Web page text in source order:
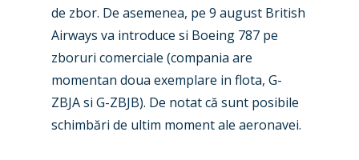
de zbor. De asemenea, pe 9 august British
Airways va introduce si Boeing 787 pe
zboruri comerciale (compania are
momentan doua exemplare in flota, G-
ZBJA si G-ZBJB). De notat că sunt posibile
schimbări de ultim moment ale aeronavei.